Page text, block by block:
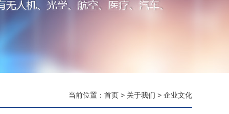
当前位置： 首页 > 关于我们 > 企业文化